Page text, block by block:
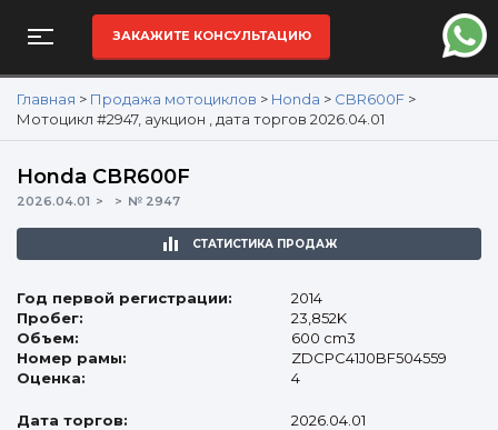
ЗАКАЖИТЕ КОНСУЛЬТАЦИЮ
Главная > Продажа мотоциклов > Honda > CBR600F >
Мотоцикл #2947, аукцион , дата торгов 2026.04.01
Honda CBR600F
2026.04.01 № 2947
СТАТИСТИКА ПРОДАЖ
Год первой регистрации:
2014
Пробег:
23,852K
Объем:
600 cm3
Номер рамы:
ZDCPC41J0BF504559
Оценка:
4
Дата торгов:
2026.04.01